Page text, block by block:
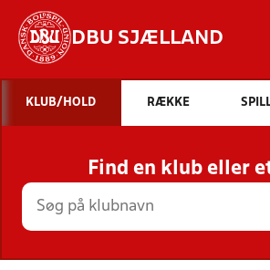
DBU SJÆLLAND
STILLINGER, RESULTATER,
HOLD
KLUB/HOLD RÆKKE
Find en klub eller